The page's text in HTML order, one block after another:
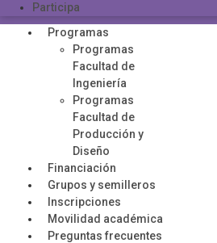
Participa
Programas
Programas
Facultad de
Ingeniería
Programas
Facultad de
Producción y
Diseño
Financiación
Grupos y semilleros
Inscripciones
Movilidad académica
Preguntas frecuentes